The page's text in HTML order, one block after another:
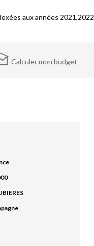
aux années 2021,2022
Calculer mon budget